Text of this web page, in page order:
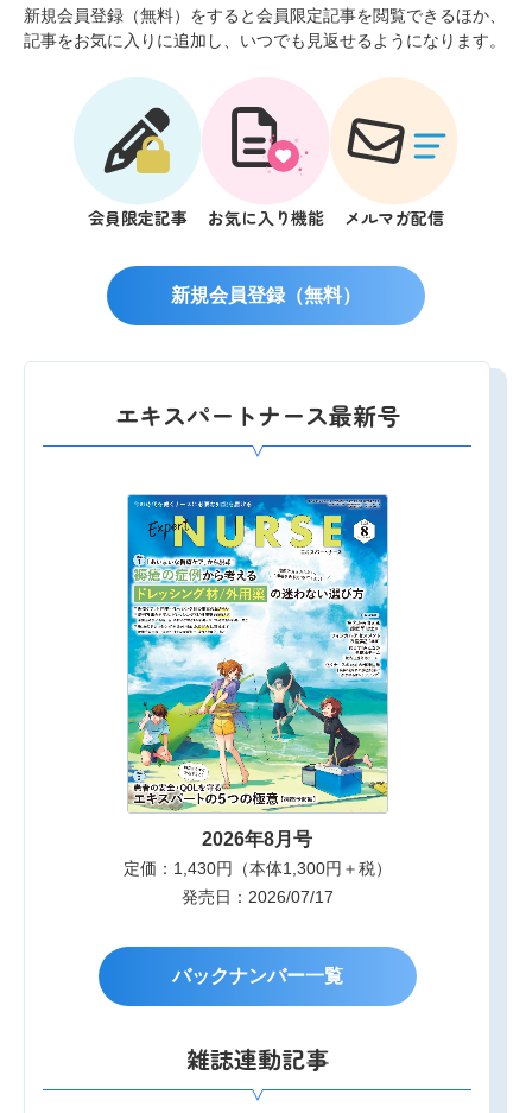
新規会員登録（無料）をすると会員限定記事を閲覧できるほか、
記事をお気に入りに追加し、いつでも見返せるようになります。
会員限定記事 お気に入り機能 メルマガ配信
新規会員登録（無料）
エキスパートナース最新号
2026年8月号
定価：1,430円（本体1,300円＋税）
発売日：2026/07/17
バックナンバー一覧
雑誌連動記事